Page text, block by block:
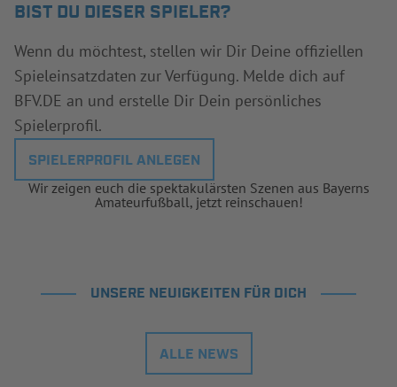
BIST DU DIESER SPIELER?
Wenn du möchtest, stellen wir Dir Deine offiziellen
Spieleinsatzdaten zur Verfügung. Melde dich auf
BFV.DE an und erstelle Dir Dein persönliches
Spielerprofil.
SPIELERPROFIL ANLEGEN
Wir zeigen euch die spektakulärsten Szenen aus Bayerns
Amateurfußball, jetzt reinschauen!
UNSERE NEUIGKEITEN FÜR DICH
ALLE NEWS